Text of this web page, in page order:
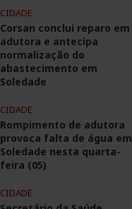
CIDADE
Corsan conclui reparo em
adutora e antecipa
normalização do
abastecimento em
Soledade
CIDADE
Rompimento de adutora
provoca falta de água em
Soledade nesta quarta-
feira (05)
CIDADE